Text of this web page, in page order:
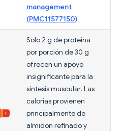
management
(PMC11577150)
Solo 2 g de proteína
por porción de 30 g
ofrecen un apoyo
insignificante para la
síntesis muscular. Las
calorías provienen
principalmente de
almidón refinado y